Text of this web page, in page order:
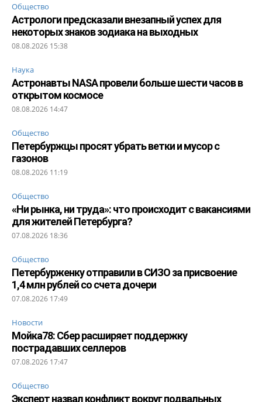
Общество
Астрологи предсказали внезапный успех для
некоторых знаков зодиака на выходных
08.08.2026 15:38
Наука
Астронавты NASA провели больше шести часов в
открытом космосе
08.08.2026 14:47
Общество
Петербуржцы просят убрать ветки и мусор с
газонов
08.08.2026 11:19
Общество
«Ни рынка, ни труда»: что происходит с вакансиями
для жителей Петербурга?
07.08.2026 18:36
Общество
Петербурженку отправили в СИЗО за присвоение
1,4 млн рублей со счета дочери
07.08.2026 17:49
Новости
Мойка78: Сбер расширяет поддержку
пострадавших селлеров
07.08.2026 17:47
Общество
Эксперт назвал конфликт вокруг подвальных